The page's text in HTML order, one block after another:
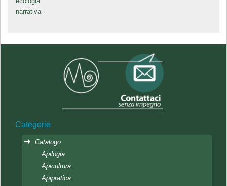
narrativa
Categorie
Catalogo
Apilogia
Apicultura
Apipratica